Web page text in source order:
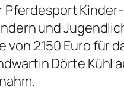
Pferdesport
und
von 2.150 Euro
Dörte Kühl